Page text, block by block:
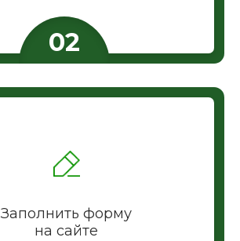
Заполнить форму
на сайте